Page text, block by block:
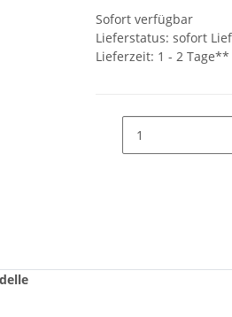
Sofort verfügbar
Lieferstatus: sofort
Lieferzeit: 1 - 2 Tage**